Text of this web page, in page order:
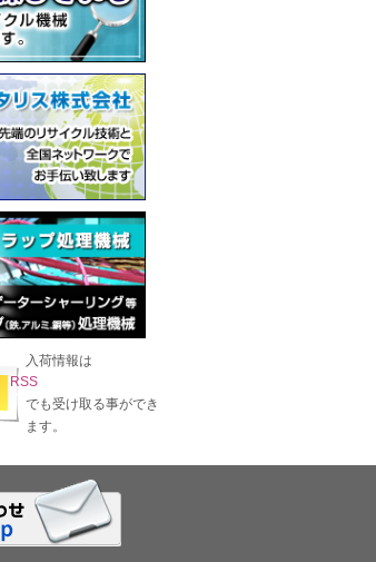
入荷情報は
RSS
でも受け取る事ができ
ます。